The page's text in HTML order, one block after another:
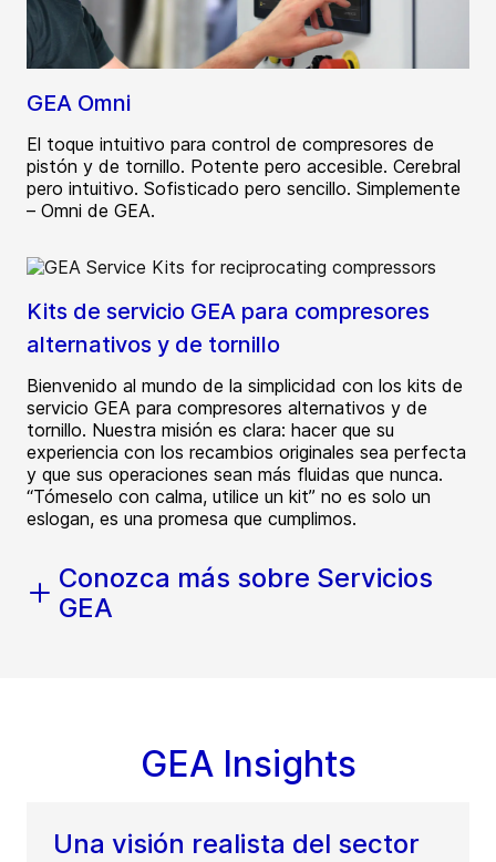
GEA Omni
El toque intuitivo para control de compresores de
pistón y de tornillo. Potente pero accesible. Cerebral
pero intuitivo. Sofisticado pero sencillo. Simplemente
– Omni de GEA.
Kits de servicio GEA para compresores
alternativos y de tornillo
Bienvenido al mundo de la simplicidad con los kits de
servicio GEA para compresores alternativos y de
tornillo. Nuestra misión es clara: hacer que su
experiencia con los recambios originales sea perfecta
y que sus operaciones sean más fluidas que nunca.
“Tómeselo con calma, utilice un kit” no es solo un
eslogan, es una promesa que cumplimos.
Conozca más sobre Servicios
GEA
GEA Insights
Una visión realista del sector